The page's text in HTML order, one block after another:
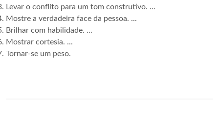
Levar o conflito para um tom construtivo. ...
Mostre a verdadeira face da pessoa. ...
Brilhar com habilidade. ...
Mostrar cortesia. ...
Tornar-se um peso.